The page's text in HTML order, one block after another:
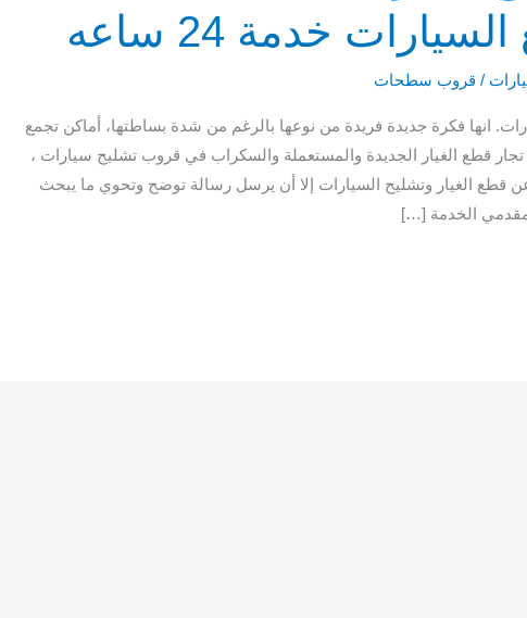
خدمة 24 ساعه
/ قروب سطحات
انها فكرة جديدة فريدة من نوعها بالرغم من شدة بساطتها، أماكن تجمع
قطع الغيار الجديدة والمستعملة والسكراب في قروب تشليح سيارات ،
قطع الغيار وتشليح السيارات إلا أن يرسل رسالة توضح وتحوي ما يبحث
مقدمي الخدمة […]